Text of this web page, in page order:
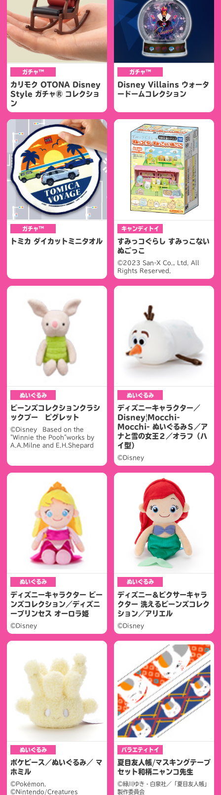
ガチャ™
カリモク OTONA Disney
Style ガチャ® コレクショ
ン
ガチャ™
Disney Villains ウォータ
ードームコレクション
ガチャ™
トミカ ダイカットミニタオル
キャンディトイ
すみっコぐらし すみっこない
ぬごっこ
©2023 San-X Co., Ltd. All
Rights Reserved.
ぬいぐるみ
ビーンズコレクションクラシ
ックプー ピグレット
©Disney Based on the
"Winnie the Pooh"works by
A.A.Milne and E.H.Shepard
ぬいぐるみ
ディズニーキャラクター／
Disney|Mocchi-
Mocchi- ぬいぐるみＳ／ア
ナと雪の女王２／オラフ（ハ
イ型）
©Disney
ぬいぐるみ
ディズニーキャラクター ビー
ンズコレクション／ディズニ
ープリンセス オーロラ姫
©Disney
ぬいぐるみ
ディズニー＆ピクサーキャラ
クター 洗えるビーンズコレク
ション／アリエル
©Disney
ぬいぐるみ
ポケピース／ぬいぐるみ／ マ
ホミル
©Pokémon.
©Nintendo/Creatures
バラエティトイ
夏目友人帳/マスキングテープ
セット和柄ニャンコ先生
©緑川ゆき・白泉社／「夏目友人帳」
製作委員会